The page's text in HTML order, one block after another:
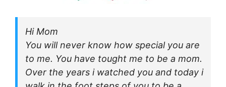
Hi Mom
You will never know how special you are
to me. You have tought me to be a mom.
Over the years i watched you and today i